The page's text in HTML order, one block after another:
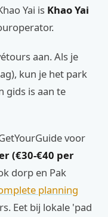
Yai is Khao Yai
aan. Als je
kun je het park
gids is aan te
voor
(€30-€40 per
dorp en Pak
planning
Eet bij lokale 'pad